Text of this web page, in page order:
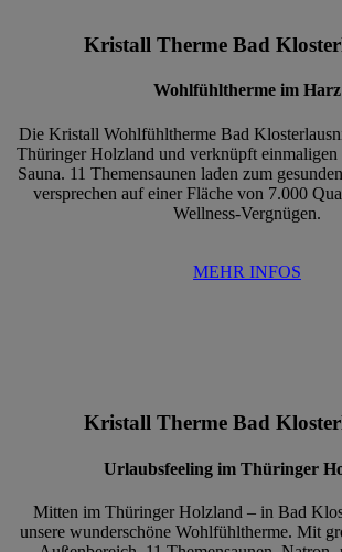
Kristall Therme Bad
Wohlfühltherme im Harz
Die Kristall Wohlfühltherme Bad
Thüringer Holzland und verknüpft einmaligen
Sauna. 11 Themensaunen laden zum
versprechen auf einer Fläche von 7.000
Wellness-Vergnügen.
MEHR INFOS
Kristall Therme Bad
Urlaubsfeeling im Thüringer
Mitten im Thüringer Holzland – in Bad
unsere wunderschöne Wohlfühltherme. Mit